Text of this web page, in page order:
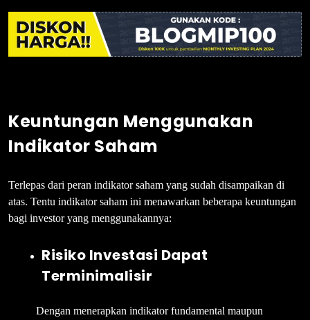
Keuntungan Menggunakan
Indikator Saham
Terlepas dari peran indikator saham yang sudah disampaikan di
atas. Tentu indikator saham ini menawarkan beberapa keuntungan
bagi investor yang menggunakannya:
Risiko Investasi Dapat
Terminimalisir
Dengan menerapkan indikator fundamental maupun